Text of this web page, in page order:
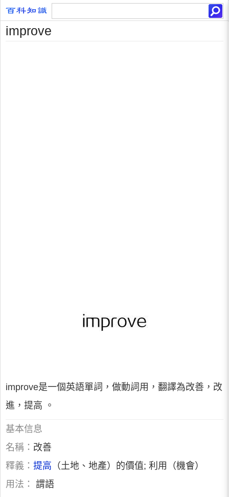
improve
improve是一個英語單詞，做動詞用，翻譯為改善，改
進，提高 。
基本信息
名稱： 改善
釋義： 提高 （土地、地產）的價值; 利用（機會）
用法： 謂語